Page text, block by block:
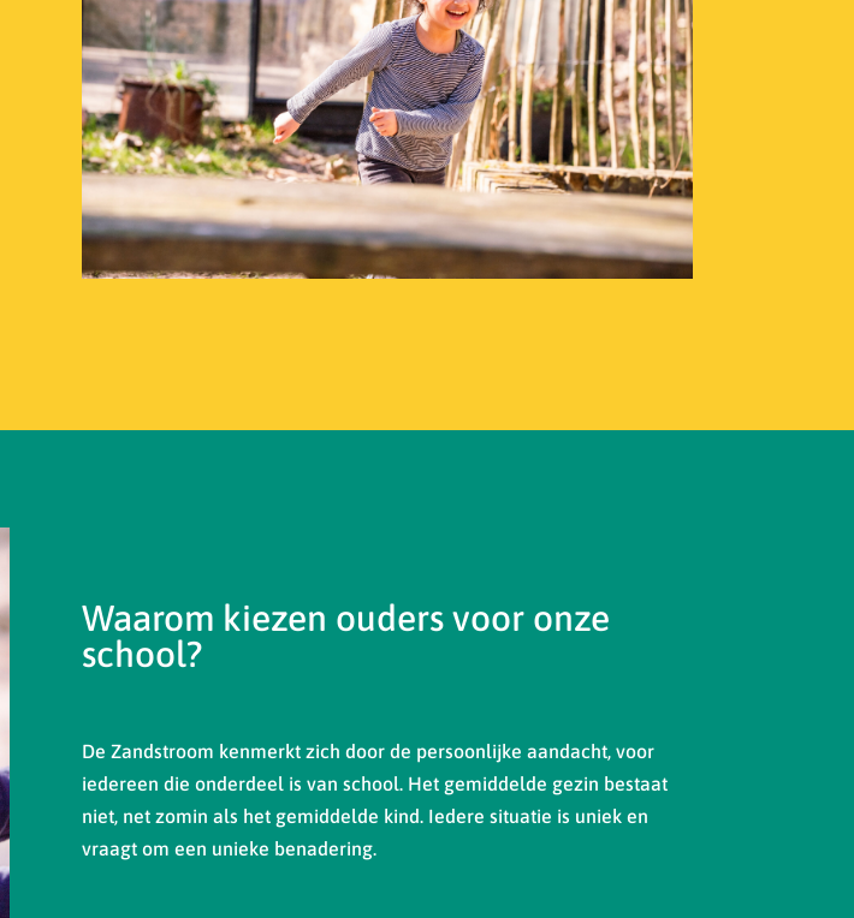
Waarom kiezen ouders voor onze
school?
De Zandstroom kenmerkt zich door de persoonlijke aandacht, voor
iedereen die onderdeel is van school. Het gemiddelde gezin bestaat
niet, net zomin als het gemiddelde kind. Iedere situatie is uniek en
vraagt om een unieke benadering.